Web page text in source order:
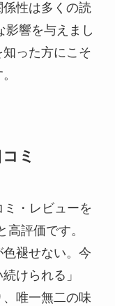
性は多くの読
影響を与えまし
った方にこそ
ミ
・レビューを
評価です。
褪せない。今
けられる」
、唯一無二の味